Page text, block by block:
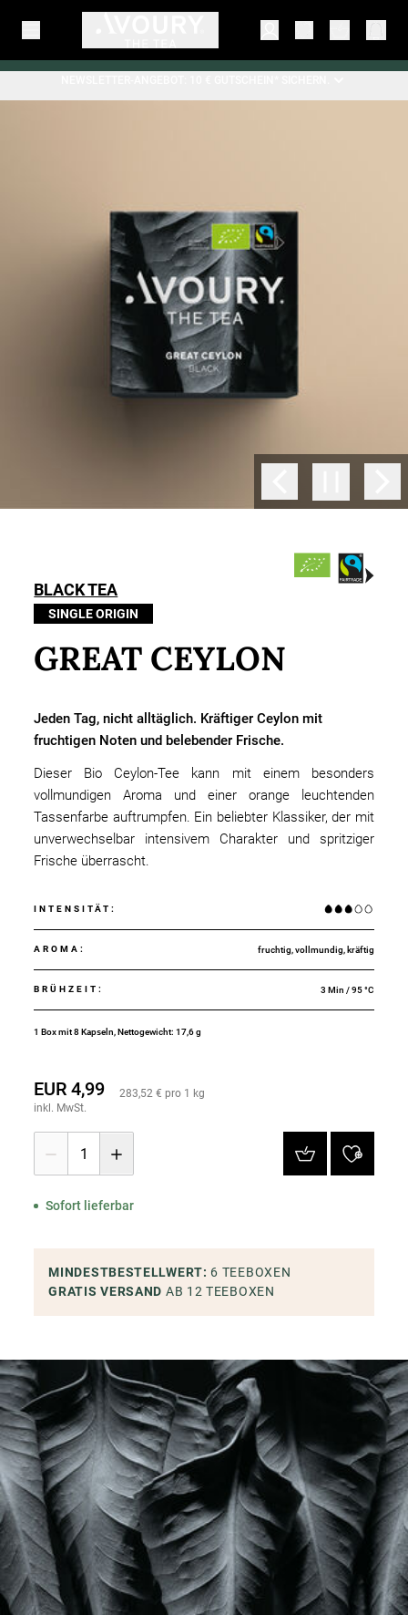
BLACK TEA
SINGLE ORIGIN
GREAT CEYLON
Jeden Tag, nicht alltäglich. Kräftiger Ceylon mit
fruchtigen Noten und belebender Frische.
Dieser Bio Ceylon-Tee kann mit einem besonders
vollmundigen Aroma und einer orange leuchtenden
Tassenfarbe auftrumpfen. Ein beliebter Klassiker, der mit
unverwechselbar intensivem Charakter und spritziger
Frische überrascht.
INTENSITÄT:
AROMA: fruchtig, vollmundig, kräftig
BRÜHZEIT: 3 Min / 95 °C
1 Box mit 8 Kapseln, Nettogewicht: 17,6 g
EUR 4,99
inkl. MwSt.
283,52 € pro 1 kg
1
Sofort lieferbar
MINDESTBESTELLWERT: 6 TEEBOXEN
GRATIS VERSAND AB 12 TEEBOXEN